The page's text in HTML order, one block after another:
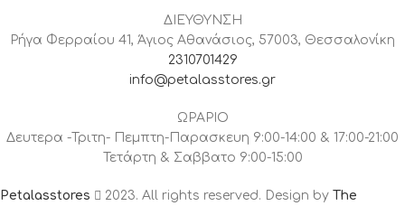
ΔΙΕΥΘΥΝΣΗ
Ρήγα Φερραίου 41, Άγιος Αθανάσιος, 57003, Θεσσαλονίκη
2310701429
info@petalasstores.gr
ΩΡΑΡΙΟ
Δευτερα -Τριτη- Πεμπτη-Παρασκευη 9:00-14:00 & 17:00-21:00
Τετάρτη & Σαββατο 9:00-15:00
Petalasstores 2023. All rights reserved. Design by The